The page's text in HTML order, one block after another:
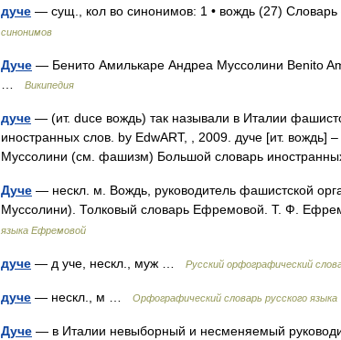
дуче — сущ., кол во синонимов: 1 • вождь (27)
синонимов
Дуче — Бенито Амилькаре Андреа Муссолини Benito
Википедия
дуче — (ит. duce вождь) так называли в Италии
иностранных слов. by EdwART, , 2009. дуче [ит. вождь]
Муссолини (см. фашизм) Большой словарь
Дуче — нескл. м. Вождь, руководитель фашистской
Муссолини). Толковый словарь Ефремовой. Т. Ф.
языка Ефремовой
дуче — д уче, нескл., муж … Русский орфографический
дуче — нескл., м … Орфографический словарь русского языка
Дуче — в Италии невыборный и несменяемый